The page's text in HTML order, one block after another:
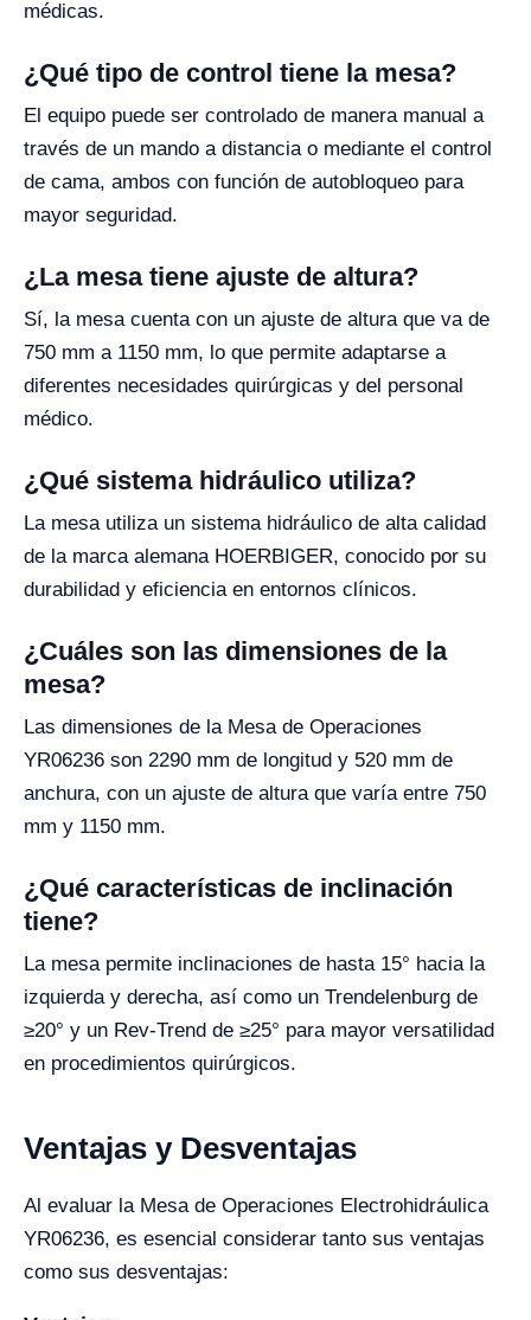
médicas.
¿Qué tipo de control tiene la mesa?
El equipo puede ser controlado de manera manual a
través de un mando a distancia o mediante el control
de cama, ambos con función de autobloqueo para
mayor seguridad.
¿La mesa tiene ajuste de altura?
Sí, la mesa cuenta con un ajuste de altura que va de
750 mm a 1150 mm, lo que permite adaptarse a
diferentes necesidades quirúrgicas y del personal
médico.
¿Qué sistema hidráulico utiliza?
La mesa utiliza un sistema hidráulico de alta calidad
de la marca alemana HOERBIGER, conocido por su
durabilidad y eficiencia en entornos clínicos.
¿Cuáles son las dimensiones de la
mesa?
Las dimensiones de la Mesa de Operaciones
YR06236 son 2290 mm de longitud y 520 mm de
anchura, con un ajuste de altura que varía entre 750
mm y 1150 mm.
¿Qué características de inclinación
tiene?
La mesa permite inclinaciones de hasta 15° hacia la
izquierda y derecha, así como un Trendelenburg de
≥20° y un Rev-Trend de ≥25° para mayor versatilidad
en procedimientos quirúrgicos.
Ventajas y Desventajas
Al evaluar la Mesa de Operaciones Electrohidráulica
YR06236, es esencial considerar tanto sus ventajas
como sus desventajas: